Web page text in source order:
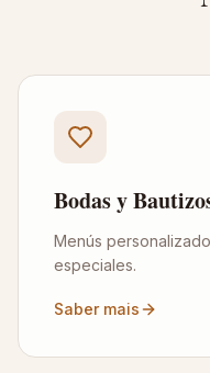
Bodas y
Menús
especiales.
Saber mais